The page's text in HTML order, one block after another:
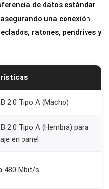
de datos estándar
una conexión
ratones, pendrives y
2.0 Tipo A (Macho)
2.0 Tipo A (Hembra) para
en panel
480 Mbit/s